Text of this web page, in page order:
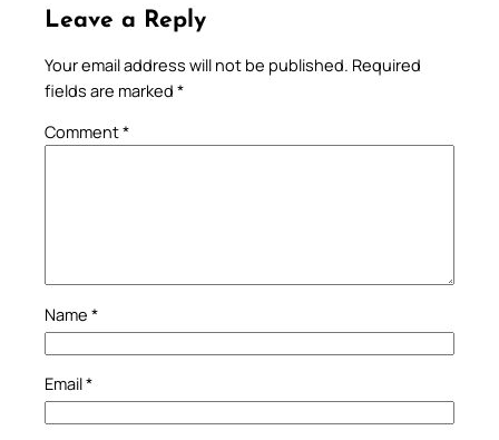
Leave a Reply
Your email address will not be published. Required
fields are marked *
Comment*
Name *
Email*